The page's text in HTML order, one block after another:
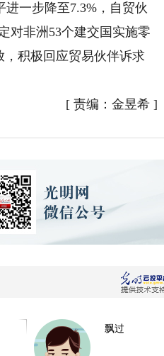
一步降至7.3%，自贸伙
对非洲53个建交国实施零
，积极回应贸易伙伴诉求
[ 责编：金昱希 ]
飘过